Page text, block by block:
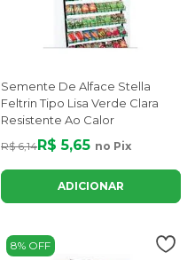
Semente De Alface Stella
Feltrin Tipo Lisa Verde Clara
Resistente Ao Calor
R$ 6,14R$ 5,65 no Pix
ADICIONAR
8% OFF